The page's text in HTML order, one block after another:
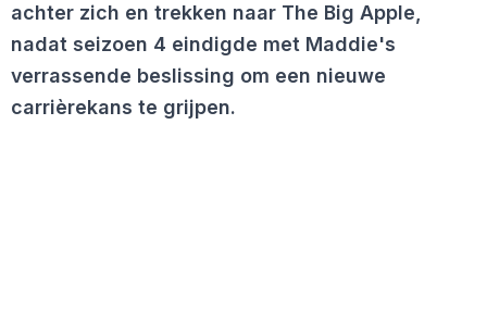
achter zich en trekken naar The Big Apple,
nadat seizoen 4 eindigde met Maddie's
verrassende beslissing om een nieuwe
carrièrekans te grijpen.